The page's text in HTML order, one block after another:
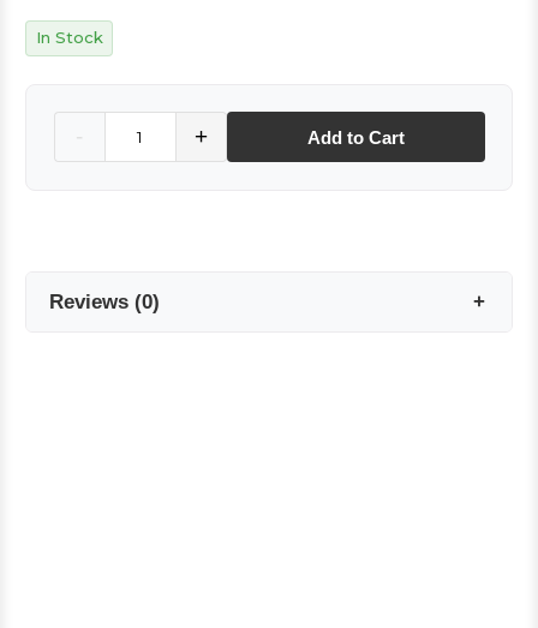
In Stock
- + Add to Cart
Reviews(0)